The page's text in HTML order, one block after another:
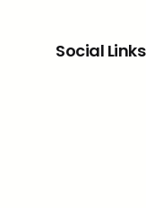
Social Links